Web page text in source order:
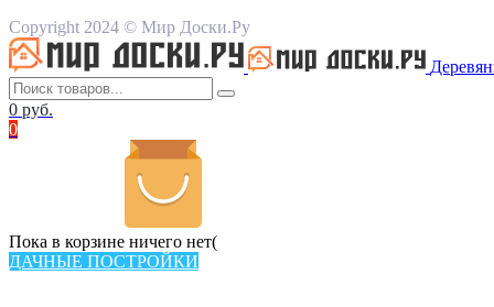
Copyright 2024 © Мир Доски.Ру
0 руб.
0
Пока в корзине ничего нет(
ДАЧНЫЕ ПОСТРОЙКИ